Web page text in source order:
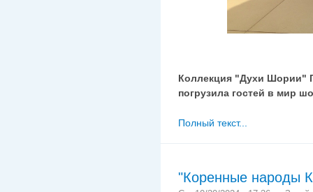
Коллекция "Духи Шории"
погрузила гостей в мир
Полный текст...
"Коренные народы